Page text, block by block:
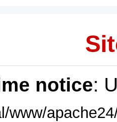
notice:
www/